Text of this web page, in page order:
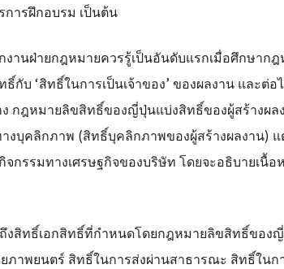
การฝึกอบรม เป็นต้น
งานฝ่ายกฎหมายควรรู้เป็นอันดับแรกเมื่อศึกษา
กับ ‘สิทธิ์ในการเป็นเจ้าของ’ ของผลงาน และต่
กฎหมายลิขสิทธิ์ของญี่ปุ่นแบ่งสิทธิ์ของผู้สร้างผล
งบุคลิกภาพ (สิทธิ์บุคลิกภาพของผู้สร้างผลงาน)
จกรรมทางเศรษฐกิจของบริษัท โดยจะอธิบายเ
งสิทธิ์เอกสิทธิ์ที่กำหนดโดยกฎหมายลิขสิทธิ์ของ
ภาพยนตร์ สิทธิ์ในการส่งผ่านสาธารณะ สิทธิ์ใน